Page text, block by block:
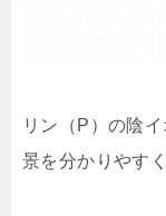
リン（P）の陰
景を分かりやす